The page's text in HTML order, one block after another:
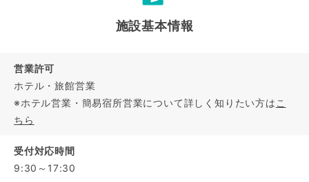
施設基本情報
営業許可
ホテル・旅館営業
※ホテル営業・簡易宿所営業について詳しく知りたい方は こ
ちら
受付対応時間
9:30～17:30